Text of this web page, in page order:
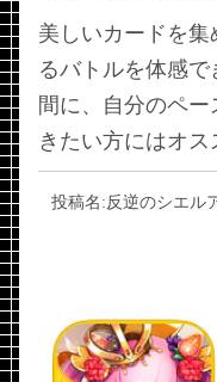
美しいカードを
るバトルを体感
間に、自分のペ
きたい方にはオス
投稿名:反逆のシエル